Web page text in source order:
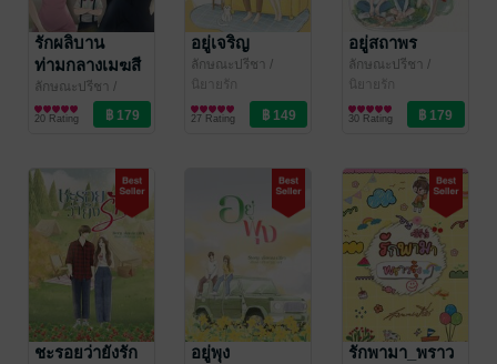
รักผลิบาน
ท่ามกลางเมฆสี
รุ้ง
ลักษณะปรีชา /
ทักษาวารี
นิยายรัก
20 Rating
อยู่เจริญ
ลักษณะปรีชา /
ทักษาวารี
นิยายรัก
27 Rating
อยู่สถาพร
ลักษณะปรีชา /
ทักษาวารี
นิยายรัก
30 Rating
ชะรอยว่ายังรัก อยู่พุง
รักพามา_พราว